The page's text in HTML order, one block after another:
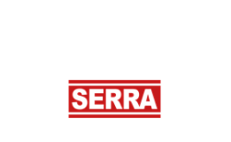
Biuletyn